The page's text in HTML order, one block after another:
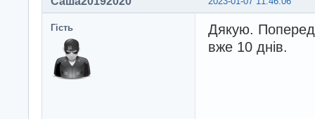
Гість
Дякую.
вже 10 днів.